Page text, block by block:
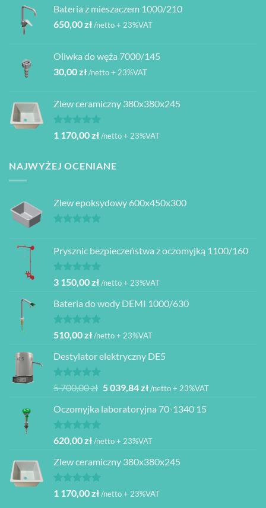
Bateria z mieszaczem 1000/210
650,00zł/netto + 23%VAT
Oliwka do węża 7000/145
30,00zł/netto + 23%VAT
Zlew ceramiczny 380x380x245
Oceniono
na 5
1 170,00zł/netto + 23%VAT
NAJWYŻEJ OCENIANE
Zlew epoksydowy 600x450x300
Prysznic bezpieczeństwa z oczomyjką 1100/160
Oceniono
na 5
3 150,00zł/netto + 23%VAT
Bateria do wody DEMI 1000/630
Oceniono
na 5
510,00zł/netto + 23%VAT
Destylator elektryczny DE5
Oceniono
na 5
5 700,00zł Pierwotna
wynosiła:
700,00 zł.
5 039,84złAktualna
wynosi:
039,84 zł.
/netto + 23%VAT
Oczomyjka laboratoryjna 70-1340 15
Oceniono
na 5
620,00zł/netto + 23%VAT
Zlew ceramiczny 380x380x245
Oceniono
na 5
1 170,00zł/netto + 23%VAT